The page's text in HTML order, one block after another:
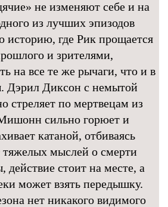
не изменяют себе и на
из лучших эпизодов
историю, где Рик прощается
и зрителями,
на все те же рычаги, что и в
Дэрил Диксон с немытой
стреляет по мертвецам из
Мишонн сильно горюет и
катаной, отбиваясь
тяжелых мыслей о смерти
действие стоит на месте, а
может взять передышку.
нет никакого видимого